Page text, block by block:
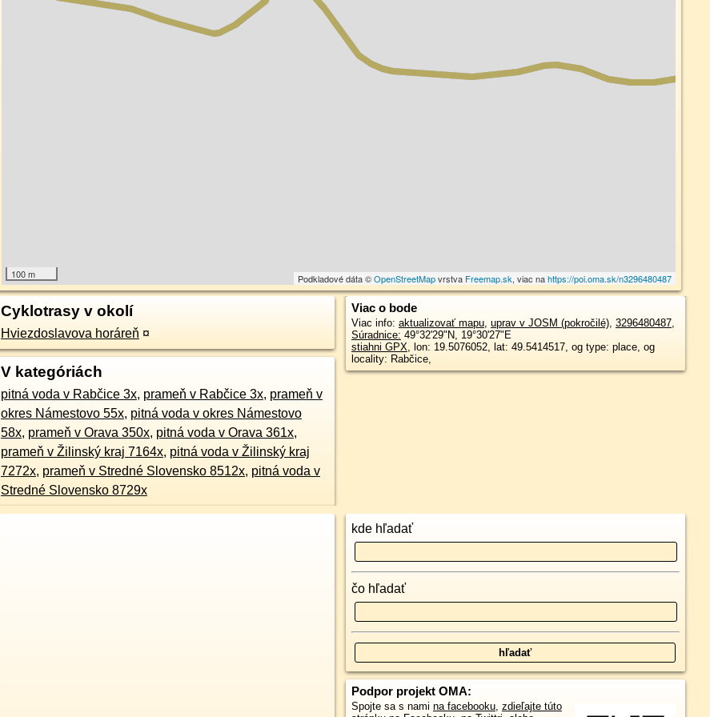
100 m Podkladové dáta ©OpenStreetMapvrstva Freemap.sk, viac nahttps://poi.oma.sk/n3296480487
Cyklotrasy v okolí
Hviezdoslavova horáreň ¤
V kategóriách
pitná voda v Rabčice 3x, prameň v Rabčice 3x, prameň v
okres Námestovo 55x, pitná voda v okres Námestovo
58x, prameň v Orava 350x, pitná voda v Orava 361x,
prameň v Žilinský kraj 7164x, pitná voda v Žilinský kraj
7272x, prameň v Stredné Slovensko 8512x, pitná voda v
Stredné Slovensko 8729x
Viac o bode
Viac info: aktualizovať mapu, uprav v JOSM (pokročilé), 3296480487,
Súradnice: 49°32'29"N, 19°30'27"E
stiahni GPX, lon: 19.5076052, lat: 49.5414517, og type: place, og
locality: Rabčice,
kde hľadať
čo hľadať
Podpor projekt OMA:
Spojte sa s nami na facebooku, zdieľajte túto